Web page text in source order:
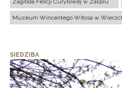
Zagroda Felicji Curyłowej w Zalipiu
Muzeum Wincentego Witosa w
SIEDZIBA